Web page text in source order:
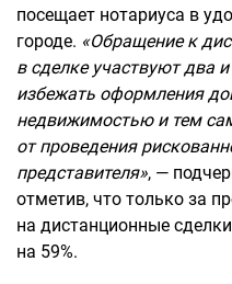
посещает нотариуса в
городе. «Обращение к
в сделке участвуют два
избежать оформления
недвижимостью и тем
от проведения
представителя», —
отметив, что только за
на дистанционные
на 59%.